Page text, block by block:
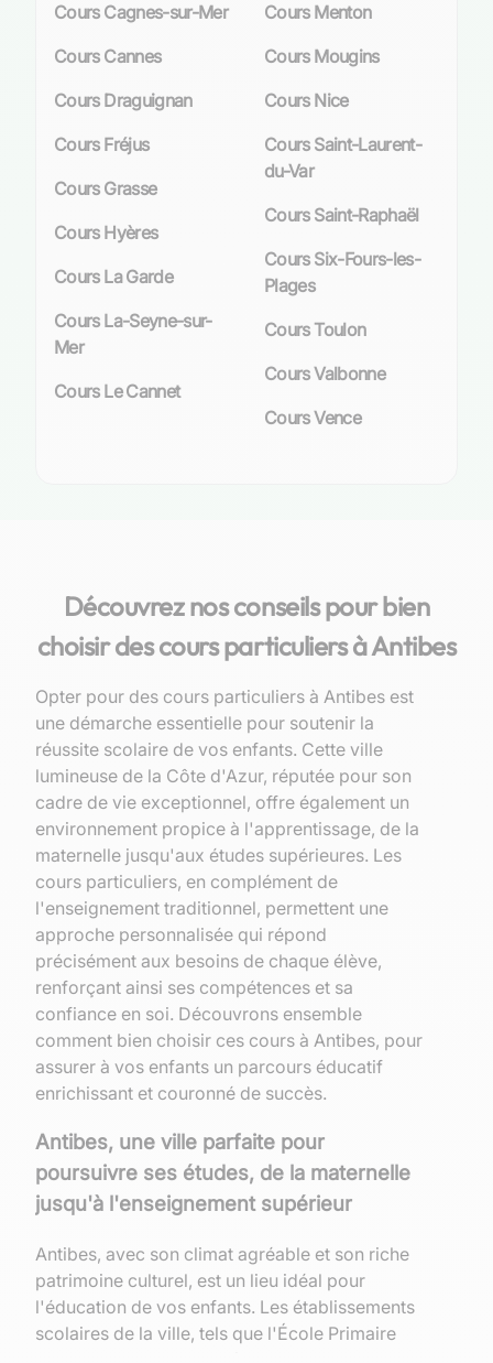
Cours Cagnes-sur-Mer
Cours Cannes
Cours Draguignan
Cours Fréjus
Cours Grasse
Cours Hyères
Cours La Garde
Cours La-Seyne-sur-
Mer
Cours Le Cannet
Cours Menton
Cours Mougins
Cours Nice
Cours Saint-Laurent-
du-Var
Cours Saint-Raphaël
Cours Six-Fours-les-
Plages
Cours Toulon
Cours Valbonne
Cours Vence
Découvrez nos conseils pour bien
choisir des cours particuliers à Antibes
Opter pour des cours particuliers à Antibes est
une démarche essentielle pour soutenir la
réussite scolaire de vos enfants. Cette ville
lumineuse de la Côte d'Azur, réputée pour son
cadre de vie exceptionnel, offre également un
environnement propice à l'apprentissage, de la
maternelle jusqu'aux études supérieures. Les
cours particuliers, en complément de
l'enseignement traditionnel, permettent une
approche personnalisée qui répond
précisément aux besoins de chaque élève,
renforçant ainsi ses compétences et sa
confiance en soi. Découvrons ensemble
comment bien choisir ces cours à Antibes, pour
assurer à vos enfants un parcours éducatif
enrichissant et couronné de succès.
Antibes, une ville parfaite pour
poursuivre ses études, de la maternelle
jusqu'à l'enseignement supérieur
Antibes, avec son climat agréable et son riche
patrimoine culturel, est un lieu idéal pour
l'éducation de vos enfants. Les établissements
scolaires de la ville, tels que l'École Primaire